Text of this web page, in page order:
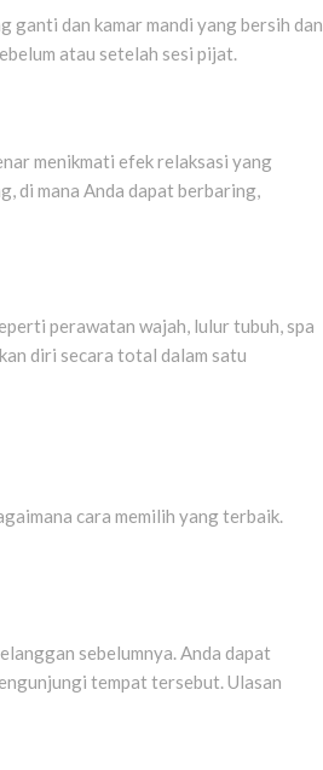
ganti dan kamar mandi yang bersih dan
atau setelah sesi pijat.
menikmati efek relaksasi yang
di mana Anda dapat berbaring,
perawatan wajah, lulur tubuh, spa
diri secara total dalam satu
cara memilih yang terbaik.
sebelumnya. Anda dapat
tempat tersebut. Ulasan